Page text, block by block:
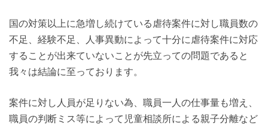
国の対策以上に急増し続けている虐待案件に対し職員数の
不足、経験不足、人事異動によって十分に虐待案件に対応
することが出来ていないことが先立っての問題であると
我々は結論に至っております。
案件に対し人員が足りない為、職員一人の仕事量も増え、
職員の判断ミス等によって児童相談所による親子分離など